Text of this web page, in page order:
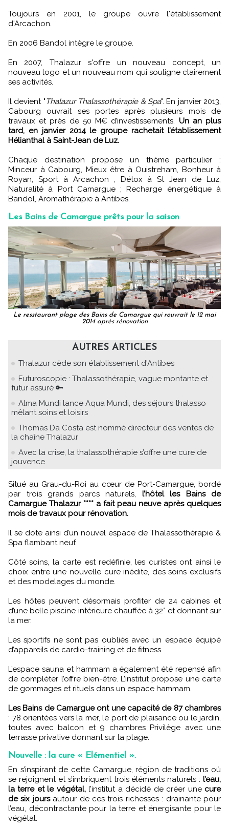
Toujours en 2001, le groupe ouvre l'établissement
d'Arcachon.
En 2006 Bandol intègre le groupe.
En 2007, Thalazur s'offre un nouveau concept, un
nouveau logo et un nouveau nom qui souligne clairement
ses activités.
Il devient "Thalazur Thalassothérapie & Spa". En janvier 2013,
Cabourg ouvrait ses portes après plusieurs mois de
travaux et près de 50 M€ d’investissements. Un an plus
tard, en janvier 2014 le groupe rachetait l’établissement
Hélianthal à Saint-Jean de Luz.
Chaque destination propose un thème particulier :
Minceur à Cabourg, Mieux être à Ouistreham, Bonheur à
Royan, Sport à Arcachon , Détox à St Jean de Luz,
Naturalité à Port Camargue ; Recharge énergétique à
Bandol, Aromathérapie à Antibes.
Les Bains de Camargue prêts pour la saison
Le resstaurant plage des Bains de Camargue qui rouvrait le 12 mai
2014 après rénovation
AUTRES ARTICLES
Thalazur cède son établissement d'Antibes
Futuroscopie : Thalassothérapie, vague montante et
futur assuré 🔑
Alma Mundi lance Aqua Mundi, des séjours thalasso
mêlant soins et loisirs
Thomas Da Costa est nommé directeur des ventes de
la chaîne Thalazur
Avec la crise, la thalassothérapie s’offre une cure de
jouvence
Situé au Grau-du-Roi au cœur de Port-Camargue, bordé
par trois grands parcs naturels, l’hôtel les Bains de
Camargue Thalazur **** a fait peau neuve après quelques
mois de travaux pour rénovation.
Il se dote ainsi d’un nouvel espace de Thalassothérapie &
Spa flambant neuf.
Côté soins, la carte est redéfinie, les curistes ont ainsi le
choix entre une nouvelle cure inédite, des soins exclusifs
et des modelages du monde.
Les hôtes peuvent désormais profiter de 24 cabines et
d’une belle piscine intérieure chauffée à 32° et donnant sur
la mer.
Les sportifs ne sont pas oubliés avec un espace équipé
d’appareils de cardio-training et de fitness.
L’espace sauna et hammam a également été repensé afin
de compléter l’offre bien-être. L’institut propose une carte
de gommages et rituels dans un espace hammam.
Les Bains de Camargue ont une capacité de 87 chambres
: 78 orientées vers la mer, le port de plaisance ou le jardin,
toutes avec balcon et 9 chambres Privilège avec une
terrasse privative donnant sur la plage.
Nouvelle : la cure « Elémentiel ».
En s’inspirant de cette Camargue, région de traditions où
se rejoignent et s’imbriquent trois éléments naturels : l’eau,
la terre et le végétal,l’institut a décidé de créer une cure
de six joursautour de ces trois richesses : drainante pour
l’eau, décontractante pour la terre et énergisante pour le
végétal.